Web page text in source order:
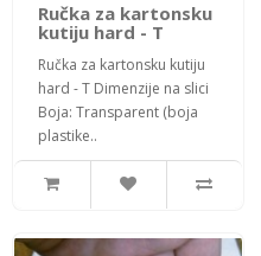
Ručka za kartonsku
kutiju hard - T
Ručka za kartonsku kutiju
hard - T Dimenzije na slici
Boja: Transparent (boja
plastike..